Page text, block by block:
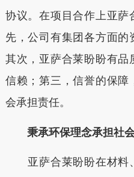
协议。在项目合作上亚萨
先，公司有集团各方面的
其次，亚萨合莱盼盼有品
信赖；第三，信誉的保障
会承担责任。
秉承环保理念承担社
亚萨合莱盼盼在材料